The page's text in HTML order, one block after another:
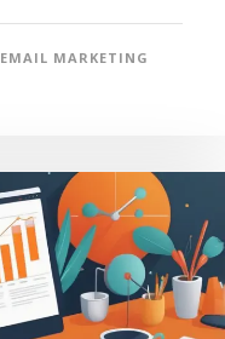
EMAIL MARKETING